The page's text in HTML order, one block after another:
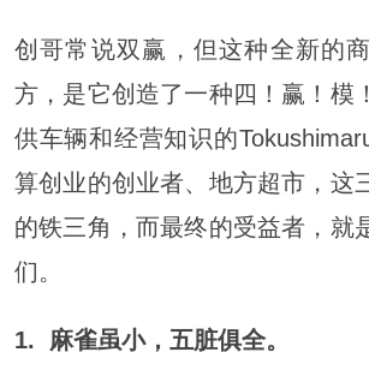
创哥常说双赢，但这种全新的
方，是它创造了一种四！赢！模
供车辆和经营知识的
算创业的创业者、地方超市，这
的铁三角，而最终的受益者，就
们。
1. 麻雀虽小，五脏俱全。